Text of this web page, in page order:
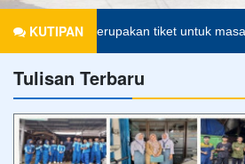
KUTIPAN
merupakan tiket untuk masa
Tulisan Terbaru